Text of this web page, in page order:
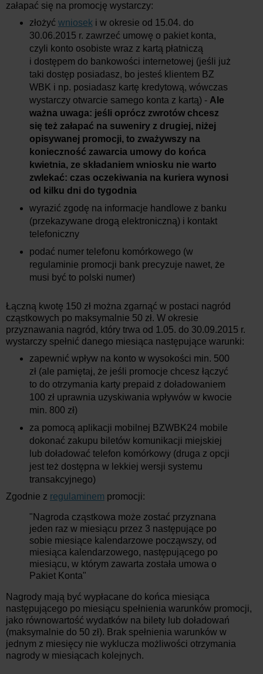
załapać się na promocję wystarczy:
złożyć wniosek i w okresie od 15.04. do
30.06.2015 r. zawrzeć umowę o pakiet konta,
czyli konto osobiste wraz z kartą płatniczą
i dostępem do bankowości internetowej (jeśli już
taki dostęp posiadasz, bo jesteś klientem BZ
WBK i np. posiadasz kartę kredytową, wówczas
wystarczy otwarcie samego konta z kartą) -Ale
ważna uwaga: jeśli oprócz zwrotów chcesz
się też załapać na suweniry z drugiej, niżej
opisywanej promocji, to zważywszy na
konieczność zawarcia umowy do końca
kwietnia, ze składaniem wniosku nie warto
zwlekać: czas oczekiwania na kuriera wynosi
od kilku dni do tygodnia
wyrazić zgodę na informacje handlowe z banku
(przekazywane drogą elektroniczną) i kontakt
telefoniczny
podać numer telefonu komórkowego (w
regulaminie promocji bank precyzuje nawet, że
musi być to polski numer)
Łączną kwotę 150 zł można zgarnąć w postaci nagród
cząstkowych po maksymalnie 50 zł. W okresie
przyznawania nagród, który trwa od 1.05. do 30.09.2015 r.
wystarczy spełnić danego miesiąca następujące warunki:
zapewnić wpływ na konto w wysokości min. 500
zł (ale pamiętaj, że jeśli promocje chcesz łączyć
to do otrzymania karty prepaid z doładowaniem
100 zł uprawnia uzyskiwania wpływów w kwocie
min. 800 zł)
za pomocą aplikacji mobilnej BZWBK24 mobile
dokonać zakupu biletów komunikacji miejskiej
lub doładować telefon komórkowy (druga z opcji
jest też dostępna w lekkiej wersji systemu
transakcyjnego)
Zgodnie z regulaminem promocji:
"Nagroda cząstkowa może zostać przyznana
jeden raz w miesiącu przez 3 następujące po
sobie miesiące kalendarzowe począwszy, od
miesiąca kalendarzowego, następującego po
miesiącu, w którym zawarta została umowa o
Pakiet Konta"
Nagrody mają być wypłacane do końca miesiąca
następującego po miesiącu spełnienia warunków promocji,
jako równowartość wydatków na bilety lub doładowań
(maksymalnie do 50 zł). Brak spełnienia warunków w
jednym z miesięcy nie wyklucza możliwości otrzymania
nagrody w miesiącach kolejnych.